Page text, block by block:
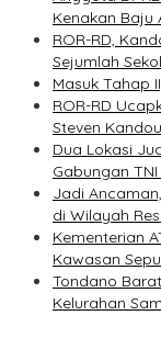
Kenakan Baju
ROR-RD,
Sejumlah
Masuk Tahap
ROR-RD
Steven
Dua Lokasi
Gabungan
Jadi
di Wilayah
Kementerian
Kawasan
Tondano
Kelurahan